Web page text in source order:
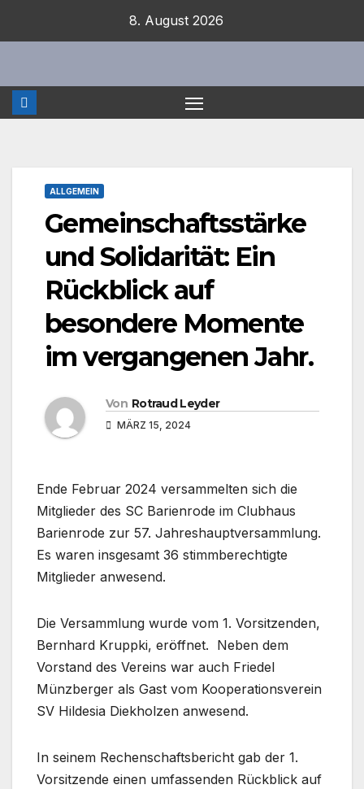
8. August 2026
ALLGEMEIN
Gemeinschaftsstärke
und Solidarität: Ein
Rückblick auf
besondere Momente
im vergangenen Jahr.
Von Rotraud Leyder
MÄRZ 15, 2024
Ende Februar 2024 versammelten sich die
Mitglieder des SC Barienrode im Clubhaus
Barienrode zur 57. Jahreshauptversammlung.
Es waren insgesamt 36 stimmberechtigte
Mitglieder anwesend.
Die Versammlung wurde vom 1. Vorsitzenden,
Bernhard Kruppki, eröffnet. Neben dem
Vorstand des Vereins war auch Friedel
Münzberger als Gast vom Kooperationsverein
SV Hildesia Diekholzen anwesend.
In seinem Rechenschaftsbericht gab der 1.
Vorsitzende einen umfassenden Rückblick auf